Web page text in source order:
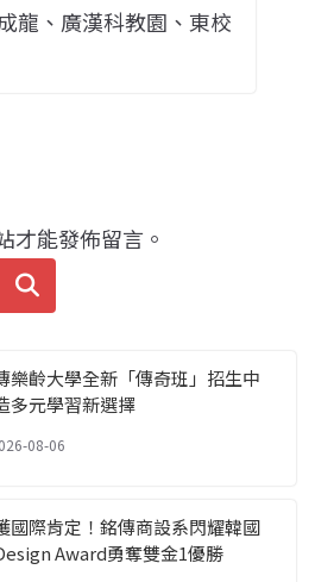
龍、廣漢科教園、東校
才能發佈留言。
搜尋
樂齡大學全新「傳奇班」招生中
多元學習新選擇
08-06
國際肯定！銘傳商設系閃耀韓國
Award勇奪雙金1優勝